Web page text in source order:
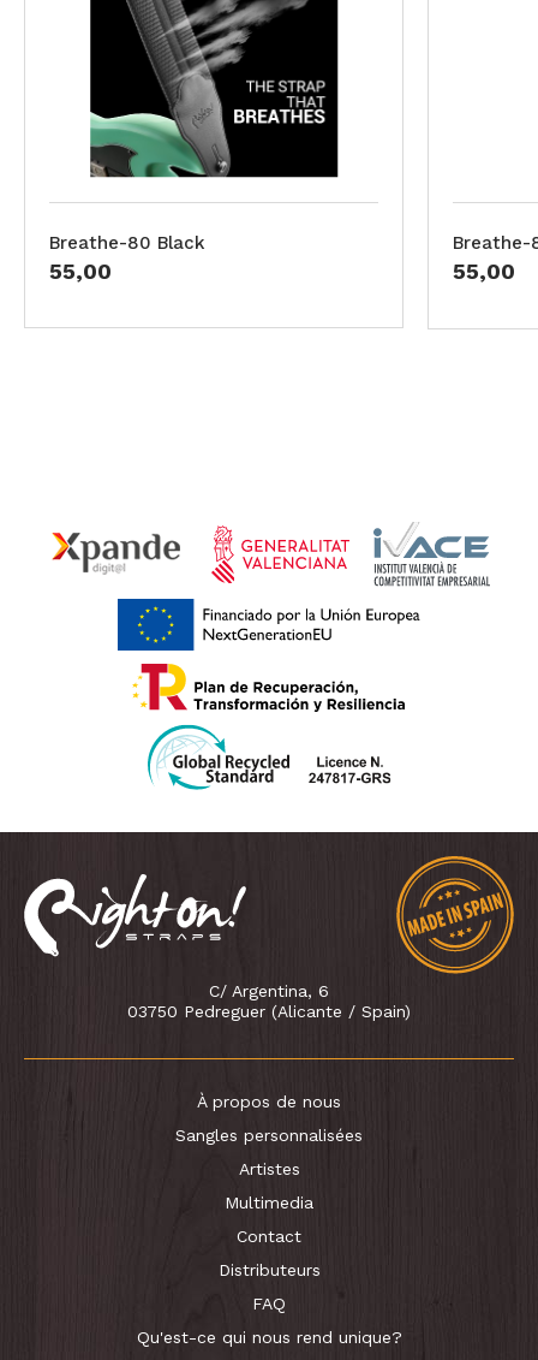
Breathe-80 Black
55,00
Breathe-
55,00
C/ Argentina, 6
03750 Pedreguer (Alicante / Spain)
À propos de nous
Sangles personnalisées
Artistes
Multimedia
Contact
Distributeurs
FAQ
Qu'est-ce qui nous rend unique?